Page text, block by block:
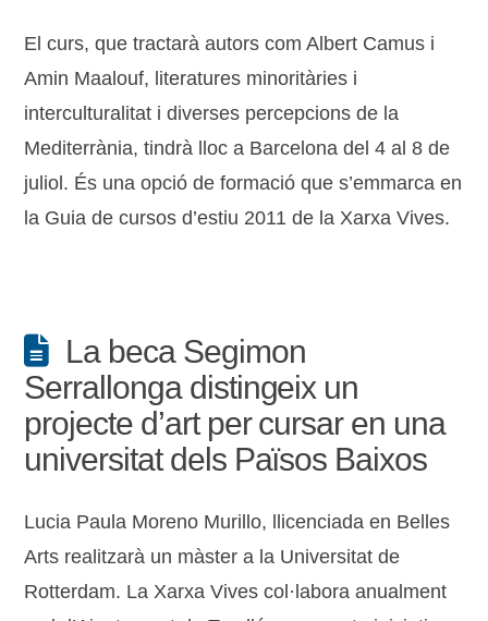
El curs, que tractarà autors com Albert Camus i
Amin Maalouf, literatures minoritàries i
interculturalitat i diverses percepcions de la
Mediterrània, tindrà lloc a Barcelona del 4 al 8 de
juliol. És una opció de formació que s’emmarca en
la Guia de cursos d’estiu 2011 de la Xarxa Vives.
La beca Segimon
Serrallonga distingeix un
projecte d’art per cursar en una
universitat dels Països Baixos
Lucia Paula Moreno Murillo, llicenciada en Belles
Arts realitzarà un màster a la Universitat de
Rotterdam. La Xarxa Vives col·labora anualment